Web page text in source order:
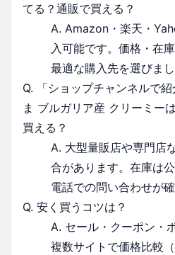
てる？通販で買える？
A. Amazon・楽天・
入可能です。価格・在
最適な購入先を選びまし
Q. 「ショップチャンネルで
ま ブルガリア産 クリーミー
買える？
A. 大型量販店や専門店
合があります。在庫は
電話での問い合わせが確
Q. 安く買うコツは？
A. セール・クーポン・
複数サイトで価格比較